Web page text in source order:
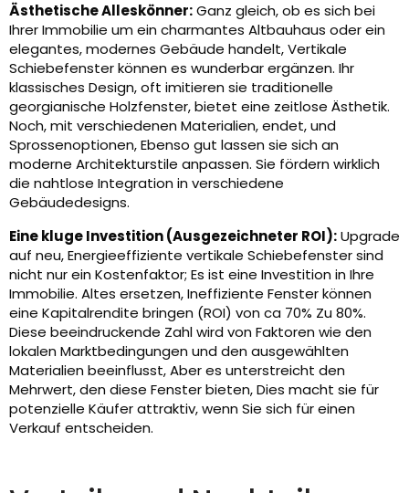
Ästhetische Alleskönner:Ganz gleich, ob es sich bei
Ihrer Immobilie um ein charmantes Altbauhaus oder ein
elegantes, modernes Gebäude handelt, Vertikale
Schiebefenster können es wunderbar ergänzen. Ihr
klassisches Design, oft imitieren sie traditionelle
georgianische Holzfenster, bietet eine zeitlose Ästhetik.
Noch, mit verschiedenen Materialien, endet, und
Sprossenoptionen, Ebenso gut lassen sie sich an
moderne Architekturstile anpassen. Sie fördern wirklich
die nahtlose Integration in verschiedene
Gebäudedesigns.
Eine kluge Investition (Ausgezeichneter ROI):Upgrade
auf neu, Energieeffiziente vertikale Schiebefenster sind
nicht nur ein Kostenfaktor; Es ist eine Investition in Ihre
Immobilie. Altes ersetzen, Ineffiziente Fenster können
eine Kapitalrendite bringen (ROI) von ca 70% Zu 80%.
Diese beeindruckende Zahl wird von Faktoren wie den
lokalen Marktbedingungen und den ausgewählten
Materialien beeinflusst, Aber es unterstreicht den
Mehrwert, den diese Fenster bieten, Dies macht sie für
potenzielle Käufer attraktiv, wenn Sie sich für einen
Verkauf entscheiden.